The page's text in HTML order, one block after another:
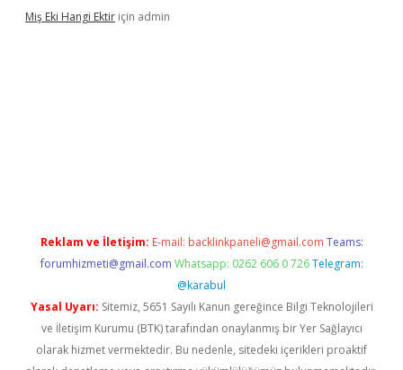
Miş Eki Hangi Ektir için admin
Reklam ve İletişim: E-mail: backlinkpaneli@gmail.com Teams:
forumhizmeti@gmail.com Whatsapp: 0262 606 0 726 Telegram:
@karabul
Yasal Uyarı: Sitemiz, 5651 Sayılı Kanun gereğince Bilgi Teknolojileri
ve İletişim Kurumu (BTK) tarafından onaylanmış bir Yer Sağlayıcı
olarak hizmet vermektedir. Bu nedenle, sitedeki içerikleri proaktif